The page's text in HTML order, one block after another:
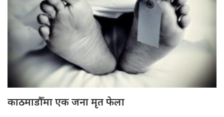
काठमाडौँमा एक जना मृत फेला